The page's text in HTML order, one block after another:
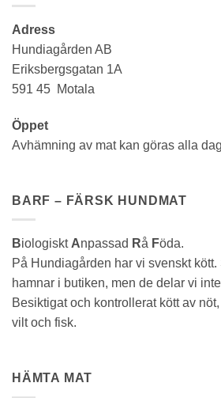
Adress
Hundiagården AB
Eriksbergsgatan 1A
591 45 Motala
Öppet
Avhämning av mat kan göras alla
BARF – FÄRSK HUNDMAT
Biologiskt Anpassad Rå Föda.
På Hundiagården har vi svenskt kött.
hamnar i butiken, men de delar vi
Besiktigat och kontrollerat kött av
vilt och fisk.
HÄMTA MAT